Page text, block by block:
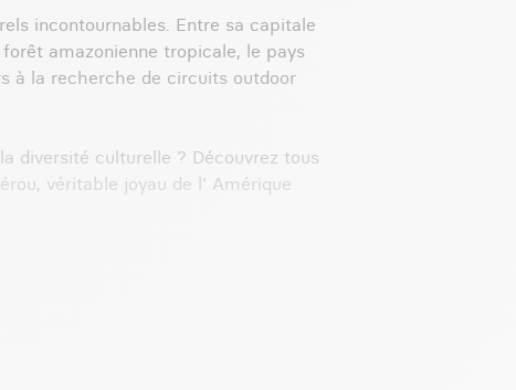
incontournables. Entre sa capitale
amazonienne tropicale, le pays
à la recherche de circuits outdoor
diversité culturelle ? Découvrez tous
véritable joyau de l' Amérique